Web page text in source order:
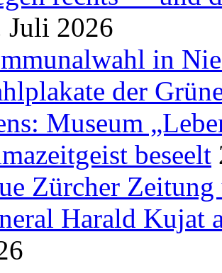
Juli 2026
in
der
Museum
beseelt
Zürcher
Harald Kujat